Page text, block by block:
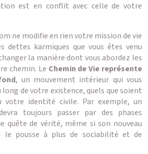
est en conflit avec celle de votre
ne modifie en rien votre mission de vie
dettes karmiques que vous êtes venu
la manière dont vous abordez les
chemin. Le Chemin de Vie représente
, un mouvement intérieur qui vous
de votre existence, quels que soient
votre identité civile. Par exemple, un
toujours passer par des phases
quête de vérité, même si son nouveau
le pousse à plus de sociabilité et de